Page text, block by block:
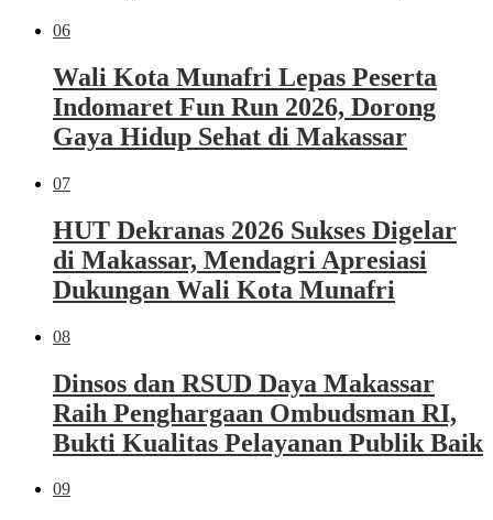
06
Wali Kota Munafri Lepas Peserta
Indomaret Fun Run 2026, Dorong
Gaya Hidup Sehat di Makassar
07
HUT Dekranas 2026 Sukses Digelar
di Makassar, Mendagri Apresiasi
Dukungan Wali Kota Munafri
08
Dinsos dan RSUD Daya Makassar
Raih Penghargaan Ombudsman RI,
Bukti Kualitas Pelayanan Publik Baik
09